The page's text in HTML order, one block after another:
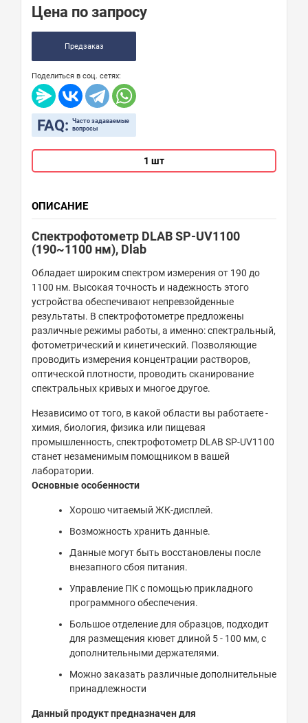
Цена по запросу
Предзаказ
Поделиться в соц. сетях:
FAQ: Часто задаваемые
вопросы
1 шт
ОПИСАНИЕ
Спектрофотометр DLAB SP-UV1100
(190~1100 нм), Dlab
Обладает широким спектром измерения от 190 до
1100 нм. Высокая точность и надежность этого
устройства обеспечивают непревзойденные
результаты. В спектрофотометре предложены
различные режимы работы, а именно: спектральный,
фотометрический и кинетический. Позволяющие
проводить измерения концентрации растворов,
оптической плотности, проводить сканирование
спектральных кривых и многое другое.
Независимо от того, в какой области вы работаете -
химия, биология, физика или пищевая
промышленность, спектрофотометр DLAB SP-UV1100
станет незаменимым помощником в вашей
лаборатории.
Основные особенности
Хорошо читаемый ЖК-дисплей.
Возможность хранить данные.
Данные могут быть восстановлены после
внезапного сбоя питания.
Управление ПК с помощью прикладного
программного обеспечения.
Большое отделение для образцов, подходит
для размещения кювет длиной 5 - 100 мм, с
дополнительными держателями.
Можно заказать различные дополнительные
принадлежности
Данный продукт предназначен для